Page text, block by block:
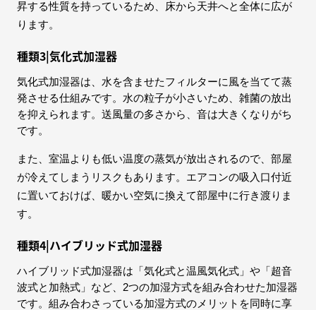
昇する性質を持っているため、床から天井へと全体に広が
ります。
種類3|気化式加湿器
気化式加湿器は、水を含ませたフィルターに風を当てて蒸
発させる仕組みです。水の粒子が小さいため、雑菌の放出
を抑えられます。送風量の多さから、音は大きくなりがち
です。
また、室温よりも低い温度の蒸気が放出されるので、部屋
が冷えてしまうリスクもあります。エアコンの吸入口付近
に置いておけば、暖かい空気に換えて部屋中に行き渡りま
す。
種類4|ハイブリッド式加湿器
ハイブリッド式加湿器は「気化式と温風気化式」や「超音
波式と加熱式」など、2つの加湿方式を組み合わせた加湿器
です。組み合わさっている加湿方式のメリットを同時に享